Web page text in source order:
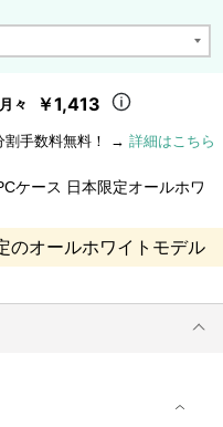
々 ￥1,413
割手数料無料！ → 詳細はこちら
ケース 日本限定オールホワ
のオールホワイトモデル